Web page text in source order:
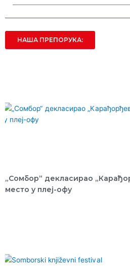
НАША ПРЕПОРУКА:
„Сомбор“ декласирао
место у плеј-офу